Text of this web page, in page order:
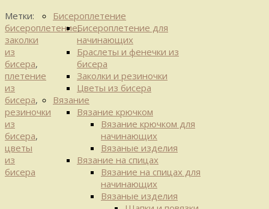
Метки:
бисероплетение,
заколки
из
бисера,
плетение
из
бисера,
резиночки
из
бисера,
цветы
из
бисера
Бисероплетение
Бисероплетение для
начинающих
Браслеты и фенечки из
бисера
Заколки и резиночки
Цветы из бисера
Вязание
Вязание крючком
Вязание крючком для
начинающих
Вязаные изделия
Вязание на спицах
Вязание на спицах для
начинающих
Вязаные изделия